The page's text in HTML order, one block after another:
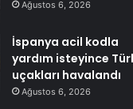
Ağustos 6, 2026
İspanya acil kodla
yardım isteyince
uçakları havalandı
Ağustos 6, 2026